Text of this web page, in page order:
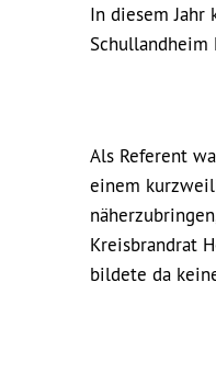
In diesem
Schullandheim
Als Referent
einem
Kreisbrandrat
bildete da